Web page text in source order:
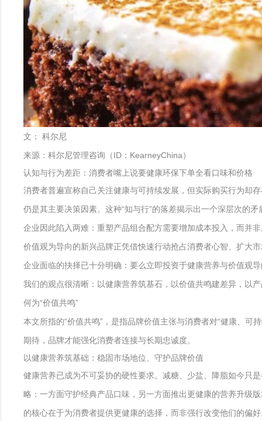
文： 科尔尼
来源：科尔尼管理咨询（ID：KearneyChina）
认知与行为差距：消费者嘴上说要健康环保下单全看口味和价格
消费者普遍宣称自己关注健康与可持续发展，但实际购买行为却
仍是其主要决策因素。这种“知与行”的落差揭示出一个深层次的
企业因此陷入两难：重塑产品组合配方需要增加成本投入，而并
价值观为导向的新兴品牌正凭借快速行动抢占消费者心智、扩大
企业面临的抉择已十分明确：要么立即投资于健康营养与价值观
我们的观点很清晰：以健康营养筑基石，以价值共鸣建差异，以
何为“价值共鸣”
本文所指的“价值共鸣”，是指品牌价值主张与消费者对“健康、
期待，品牌才能强化消费者连接与长期忠诚度。
以健康营养筑基础：稳固市场地位、守护品牌价值
健康营养已成为不可妥协的硬性要求。减糖、少盐、降脂如今只
略：一方面守护经典产品口味，另一方面推出更健康的营养升级
的核心在于为消费者提供更健康的选择，而非强行改变他们的偏